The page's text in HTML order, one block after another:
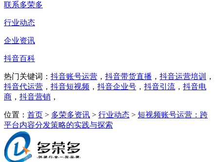
联系多荣多
行业动态
企业资讯
抖音百科
热门关键词： 抖音账号运营 ， 抖音带货直播 ， 抖音运营培训
，
抖音代运营 ， 抖音短视频 ， 抖音企业号 ， 抖音引流 ， 抖音电
商 ， 抖音营销 ，
位置： 首页 > 多荣多资讯 > 行业动态 > 短视频账号运营：跨
平台内容分发策略的实践与探索